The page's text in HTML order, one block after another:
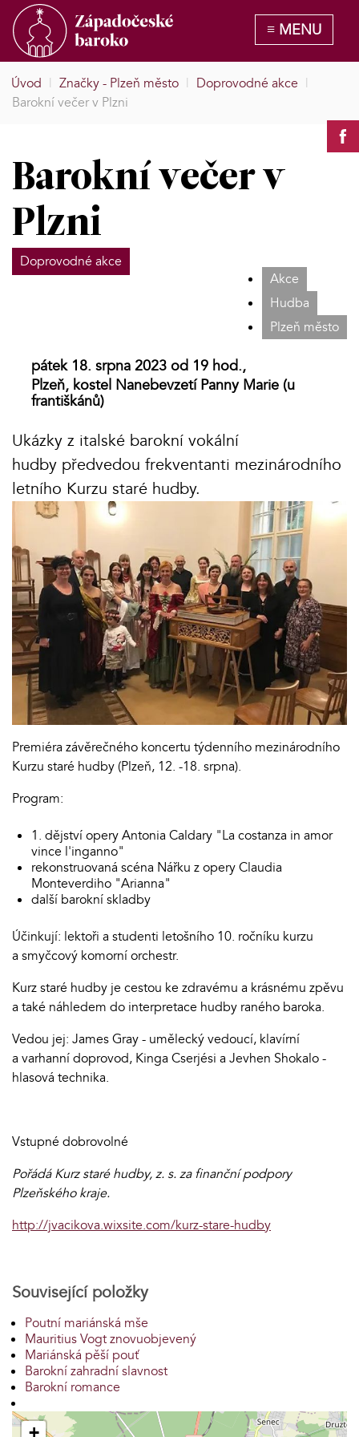
Úvod | Značky - Plzeň město | Doprovodné akce |
Barokní večer v Plzni
Barokní večer v
Plzni
Doprovodné akce
Akce
Hudba
Plzeň město
pátek 18. srpna 2023 od 19 hod.,
Plzeň, kostel Nanebevzetí Panny Marie (u
františkánů)
Ukázky z italské barokní vokální
hudby předvedou frekventanti mezinárodního
letního Kurzu staré hudby.
Premiéra závěrečného koncertu týdenního mezinárodního
Kurzu staré hudby (Plzeň, 12. -18. srpna).
Program:
1. dějství opery Antonia Caldary "La costanza in amor
vince l'inganno"
rekonstruovaná scéna Nářku z opery Claudia
Monteverdiho "Arianna"
další barokní skladby
Účinkují: lektoři a studenti letošního 10. ročníku kurzu
a smyčcový komorní orchestr.
Kurz staré hudby je cestou ke zdravému a krásnému zpěvu
a také náhledem do interpretace hudby raného baroka.
Vedou jej: James Gray - umělecký vedoucí, klavírní
a varhanní doprovod, Kinga Cserjési a Jevhen Shokalo -
hlasová technika.
Vstupné dobrovolné
Pořádá Kurz staré hudby, z. s. za finanční podpory
Plzeňského kraje.
http://jvacikova.wixsite.com/kurz-stare-hudby
Související položky
Poutní mariánská mše
Mauritius Vogt znovuobjevený
Mariánská pěší pouť
Barokní zahradní slavnost
Barokní romance
+